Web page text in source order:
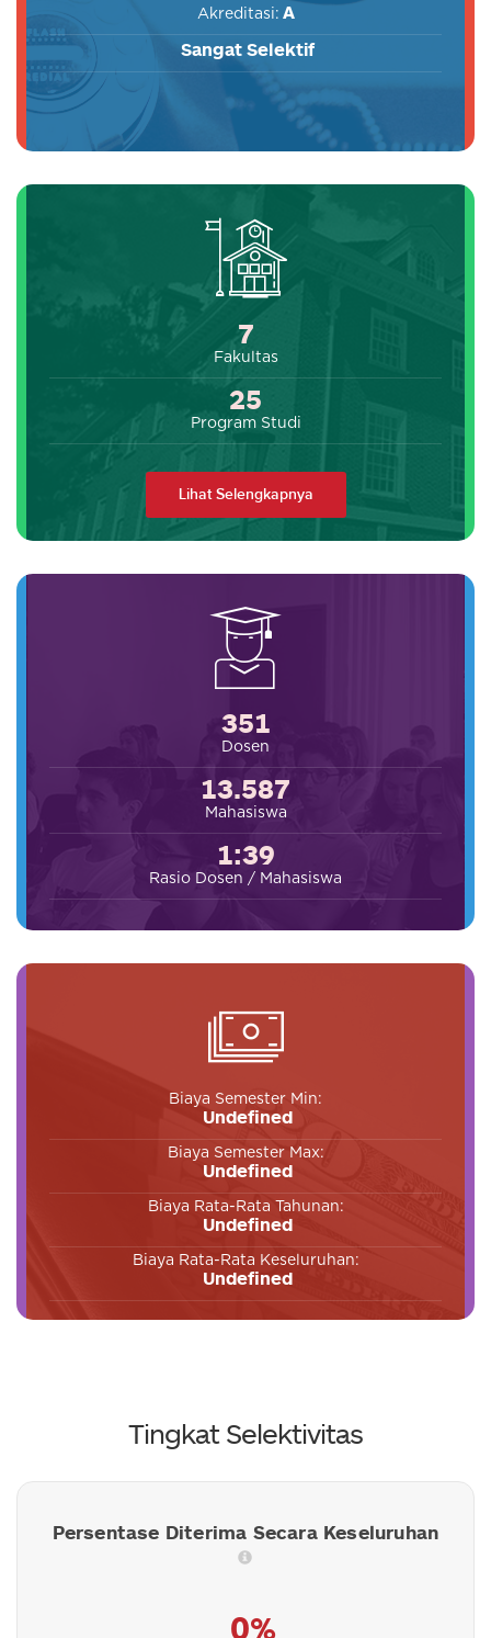
Akreditasi: A
Sangat Selektif
7
Fakultas
25
Program Studi
Lihat Selengkapnya
351
Dosen
13.587
Mahasiswa
1:39
Rasio Dosen / Mahasiswa
Biaya Semester Min:
Undefined
Biaya Semester Max:
Undefined
Biaya Rata-Rata Tahunan:
Undefined
Biaya Rata-Rata Keseluruhan:
Undefined
Tingkat Selektivitas
Persentase Diterima Secara Keseluruhan
0%